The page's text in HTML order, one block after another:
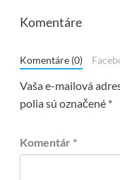
Komentáre
Komentáre (0)
Vaša e-mailová
polia sú označené *
Komentár *